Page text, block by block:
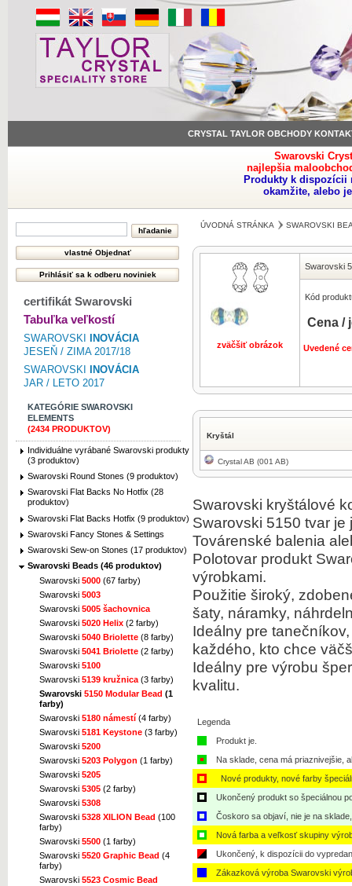
CRYSTAL TAYLOR OBCHODY
Swarovski
najlepšia
Produkty k dispozícii
okamžite, alebo
certifikát Swarovski
Tabuľka veľkostí
SWAROVSKI
INOVÁCIA
JESEŇ / ZIMA 2017/18
SWAROVSKI
INOVÁCIA
JAR / LETO 2017
KATEGÓRIE SWAROVSKI
ELEMENTS
(2434 PRODUKTOV)
Individuálne vyrábané Swarovski produkty
(3 produktov)
Swarovski Round Stones (9 produktov)
Swarovski Flat Backs No Hotfix (28
produktov)
Swarovski Flat Backs Hotfix (9 produktov)
Swarovski Fancy Stones & Settings
Swarovski Sew-on Stones (17 produktov)
Swarovski Beads (46 produktov)
Swarovski 5000 (67 farby)
Swarovski 5003
Swarovski 5005 šachovnica
Swarovski 5020 Helix (2 farby)
Swarovski 5040 Briolette (8 farby)
Swarovski 5041 Briolette (2 farby)
Swarovski 5100
Swarovski 5139 kružnica (3 farby)
Swarovski 5150 Modular Bead (1
farby)
Swarovski 5180 námestí (4 farby)
Swarovski 5181 Keystone (3 farby)
Swarovski 5200
Swarovski 5203 Polygon (1 farby)
Swarovski 5205
Swarovski 5305 (2 farby)
Swarovski 5308
Swarovski 5328 XILION Bead (100
farby)
Swarovski 5500 (1 farby)
Swarovski 5520 Graphic Bead (4
farby)
Swarovski 5523 Cosmic Bead
ÚVODNÁ STRÁNKA SWAROVSKI
zväčšiť obrázok
Swarovski
Kód
Cena /
Uvedené
Kryštál
Crystal AB (001 AB)
Swarovski kryštálové
Swarovski 5150 tvar je
Továrenské balenia
Polotovar produkt
výrobkami.
Použitie široký,
šaty, náramky,
Ideálny pre
každého, kto chce
Ideálny pre výrobu
kvalitu.
Legenda
Produkt je.
Na sklade, cena má priaznivejšie,
Nové produkty, nové farby
Ukončený produkt so špeciálnou
Čoskoro sa objaví, nie je na
Nová farba a veľkosť skupiny
Ukončený, k dispozícii do
Zákazková výroba Swarovski